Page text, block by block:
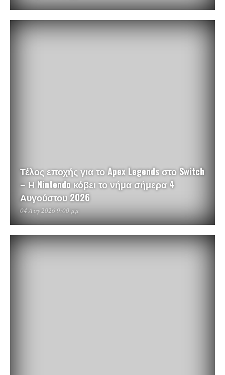
Τέλος εποχής για το Apex Legends στο Switch
– Η Nintendo κόβει το νήμα σήμερα 4
Αυγούστου 2026
04 Αυγ 2026 9:00 μμ